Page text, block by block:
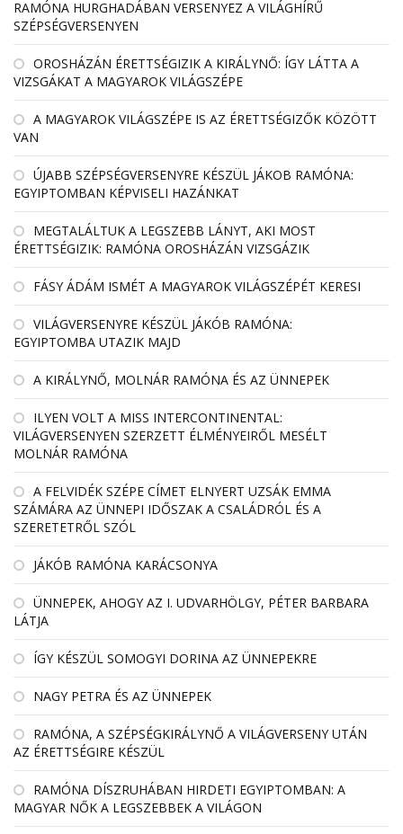
RAMÓNA HURGHADÁBAN VERSENYEZ A VILÁGHÍRŰ
SZÉPSÉGVERSENYEN
OROSHÁZÁN ÉRETTSÉGIZIK A KIRÁLYNŐ: ÍGY LÁTTA A
VIZSGÁKAT A MAGYAROK VILÁGSZÉPE
A MAGYAROK VILÁGSZÉPE IS AZ ÉRETTSÉGIZŐK KÖZÖTT
VAN
ÚJABB SZÉPSÉGVERSENYRE KÉSZÜL JÁKOB RAMÓNA:
EGYIPTOMBAN KÉPVISELI HAZÁNKAT
MEGTALÁLTUK A LEGSZEBB LÁNYT, AKI MOST
ÉRETTSÉGIZIK: RAMÓNA OROSHÁZÁN VIZSGÁZIK
FÁSY ÁDÁM ISMÉT A MAGYAROK VILÁGSZÉPÉT KERESI
VILÁGVERSENYRE KÉSZÜL JÁKÓB RAMÓNA:
EGYIPTOMBA UTAZIK MAJD
A KIRÁLYNŐ, MOLNÁR RAMÓNA ÉS AZ ÜNNEPEK
ILYEN VOLT A MISS INTERCONTINENTAL:
VILÁGVERSENYEN SZERZETT ÉLMÉNYEIRŐL MESÉLT
MOLNÁR RAMÓNA
A FELVIDÉK SZÉPE CÍMET ELNYERT UZSÁK EMMA
SZÁMÁRA AZ ÜNNEPI IDŐSZAK A CSALÁDRÓL ÉS A
SZERETETRŐL SZÓL
JÁKÓB RAMÓNA KARÁCSONYA
ÜNNEPEK, AHOGY AZ I. UDVARHÖLGY, PÉTER BARBARA
LÁTJA
ÍGY KÉSZÜL SOMOGYI DORINA AZ ÜNNEPEKRE
NAGY PETRA ÉS AZ ÜNNEPEK
RAMÓNA, A SZÉPSÉGKIRÁLYNŐ A VILÁGVERSENY UTÁN
AZ ÉRETTSÉGIRE KÉSZÜL
RAMÓNA DÍSZRUHÁBAN HIRDETI EGYIPTOMBAN: A
MAGYAR NŐK A LEGSZEBBEK A VILÁGON